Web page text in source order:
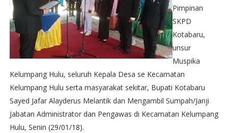
Pimpinan
SKPD
Kotabaru,
unsur
Muspika
Kelumpang Hulu, seluruh Kepala Desa se Kecamatan
Kelumpang Hulu serta masyarakat sekitar, Bupati Kotabaru
Sayed Jafar Alayderus Melantik dan Mengambil Sumpah/Janji
Jabatan Administrator dan Pengawas di Kecamatan Kelumpang
Hulu, Senin (29/01/18).